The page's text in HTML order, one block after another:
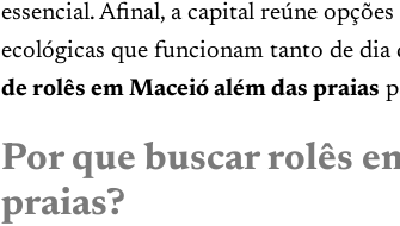
essencial. Afinal, a capital reúne
ecológicas que funcionam tanto de dia
de rolês em Maceió além das praias
Por que buscar rolês
praias?